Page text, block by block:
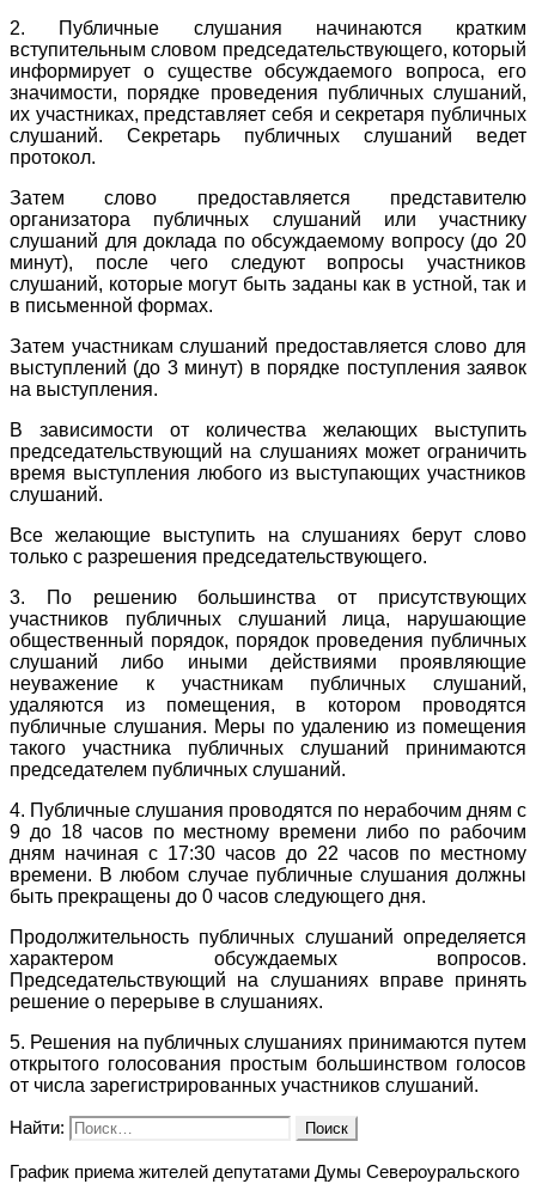
2. Публичные слушания начинаются кратким
вступительным словом председательствующего, который
информирует о существе обсуждаемого вопроса, его
значимости, порядке проведения публичных слушаний,
их участниках, представляет себя и секретаря публичных
слушаний. Секретарь публичных слушаний ведет
протокол.
Затем слово предоставляется представителю
организатора публичных слушаний или участнику
слушаний для доклада по обсуждаемому вопросу (до 20
минут), после чего следуют вопросы участников
слушаний, которые могут быть заданы как в устной, так и
в письменной формах.
Затем участникам слушаний предоставляется слово для
выступлений (до 3 минут) в порядке поступления заявок
на выступления.
В зависимости от количества желающих выступить
председательствующий на слушаниях может ограничить
время выступления любого из выступающих участников
слушаний.
Все желающие выступить на слушаниях берут слово
только с разрешения председательствующего.
3. По решению большинства от присутствующих
участников публичных слушаний лица, нарушающие
общественный порядок, порядок проведения публичных
слушаний либо иными действиями проявляющие
неуважение к участникам публичных слушаний,
удаляются из помещения, в котором проводятся
публичные слушания. Меры по удалению из помещения
такого участника публичных слушаний принимаются
председателем публичных слушаний.
4. Публичные слушания проводятся по нерабочим дням с
9 до 18 часов по местному времени либо по рабочим
дням начиная с 17:30 часов до 22 часов по местному
времени. В любом случае публичные слушания должны
быть прекращены до 0 часов следующего дня.
Продолжительность публичных слушаний определяется
характером обсуждаемых вопросов.
Председательствующий на слушаниях вправе принять
решение о перерыве в слушаниях.
5. Решения на публичных слушаниях принимаются путем
открытого голосования простым большинством голосов
от числа зарегистрированных участников слушаний.
Найти:
График приема жителей депутатами Думы Североуральского